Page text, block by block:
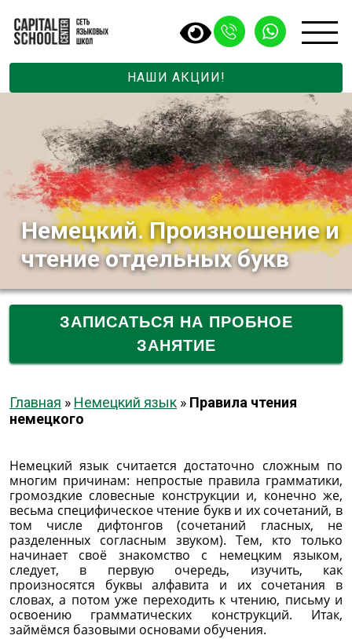
НАШИ АКЦИИ!
Немецкий. Произношение и
чтение отдельных букв
ЗАПИСАТЬСЯ НА ПРОБНОЕ
ЗАНЯТИЕ
Главная » Немецкий язык » Правила чтения
немецкого
Немецкий язык считается достаточно сложным по
многим причинам: непростые правила грамматики,
громоздкие словесные конструкции и, конечно же,
весьма специфическое чтение букв и их сочетаний, в
том числе дифтонгов (сочетаний гласных, не
разделенных согласным звуком). Тем, кто только
начинает своё знакомство с немецким языком,
следует, в первую очередь, изучить, как
произносятся буквы алфавита и их сочетания в
словах, а потом уже переходить к чтению, письму и
освоению грамматических конструкций. Итак,
займёмся базовыми основами обучения.